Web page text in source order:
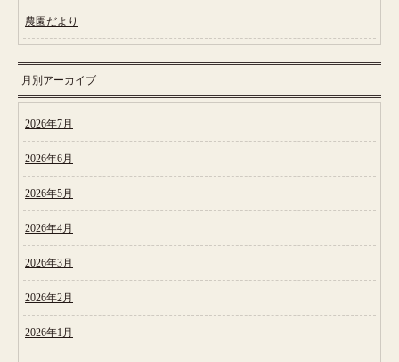
農園だより
月別アーカイブ
2026年7月
2026年6月
2026年5月
2026年4月
2026年3月
2026年2月
2026年1月